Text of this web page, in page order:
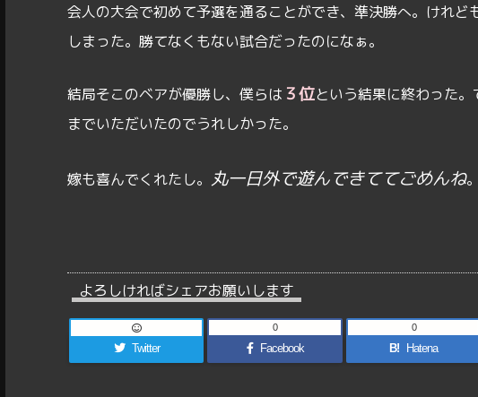
会人の大会で初めて予選を通ることができ、準決勝へ。けれど
しまった。勝てなくもない試合だったのになぁ。
結局そこのベアが優勝し、僕らは ３位という結果に終わった
までいただいたのでうれしかった。
嫁も喜んでくれたし。 丸一日外で遊んできててごめんね。
よろしければシェアお願いします
Twitter Facebook
0
B! Hatena
0